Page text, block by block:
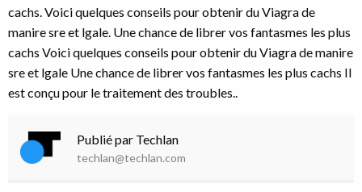
cachs. Voici quelques conseils pour obtenir du Viagra de
manire sre et lgale. Une chance de librer vos fantasmes les plus
cachs Voici quelques conseils pour obtenir du Viagra de manire
sre et lgale Une chance de librer vos fantasmes les plus cachs Il
est conçu pour le traitement des troubles..
Publié par Techlan
techlan@techlan.com